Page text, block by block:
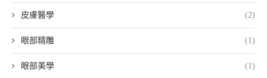
皮膚醫學 (2)
眼部精雕 (1)
眼部美學 (1)